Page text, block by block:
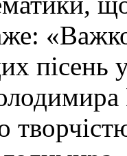
пісень